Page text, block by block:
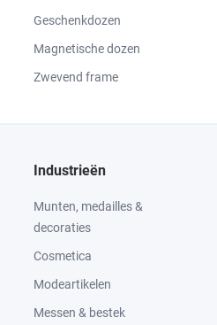
Geschenkdozen
Magnetische dozen
Zwevend frame
Industrieën
Munten, medailles &
decoraties
Cosmetica
Modeartikelen
Messen & bestek